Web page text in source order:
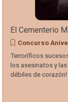
El Cementerio
Concurso
Terroríficos
los asesinatos y
débiles de corazón!